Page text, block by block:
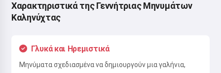
Χαρακτηριστικά της Γεννήτριας Μηνυμάτων
Καληνύχτας
Γλυκά και Ηρεμιστικά
Μηνύματα σχεδιασμένα να δημιουργούν μια γαλήνια,